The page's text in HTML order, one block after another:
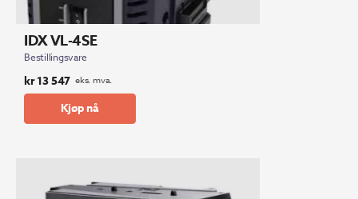
IDX VL-4SE
Bestillingsvare
kr13 547 eks. mva.
Kjøp nå